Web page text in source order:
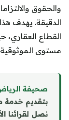
والحقوق
الدقيقة. يهدف هذا
القطاع
مستوى الموثوقية
صحيفة الرياض
بتقديم خدمة
نصل لقرائنا